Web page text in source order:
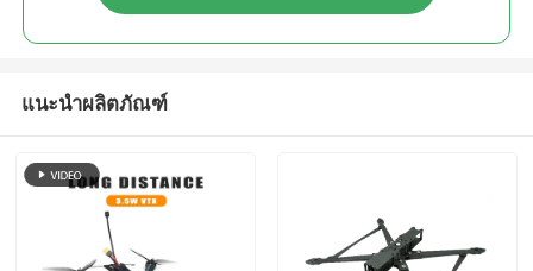
แนะนำผลิตภัณฑ์